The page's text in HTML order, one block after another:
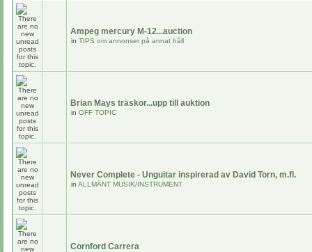
Ampeg mercury M-12...auction
in TIPS om annonser på annat håll
Brian Mays träskor...upp till auktion
in OFF TOPIC
Never Complete - Unguitar inspirerad av David Torn, m.fl.
in ALLMÄNT MUSIK/INSTRUMENT
Cornford Carrera